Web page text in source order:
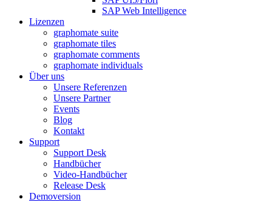
SAP Web Intelligence
Lizenzen
graphomate suite
graphomate tiles
graphomate comments
graphomate individuals
Über uns
Unsere Referenzen
Unsere Partner
Events
Blog
Kontakt
Support
Support Desk
Handbücher
Video-Handbücher
Release Desk
Demoversion